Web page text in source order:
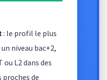
: le profil le plus
niveau bac+2,
ou L2 dans des
proches de